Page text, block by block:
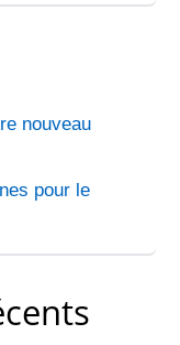
nouveau
pour le